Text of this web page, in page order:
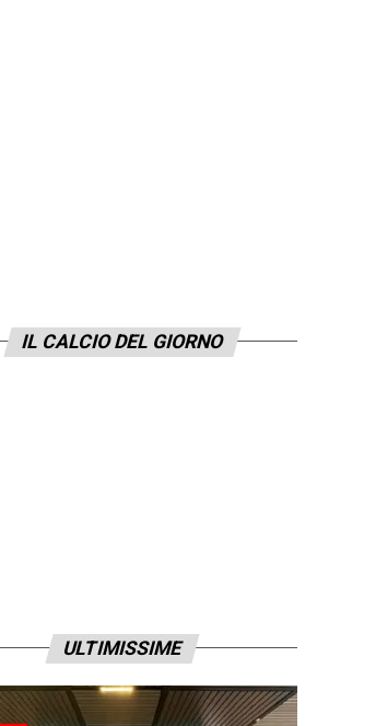
IL CALCIO DEL GIORNO
ULTIMISSIME